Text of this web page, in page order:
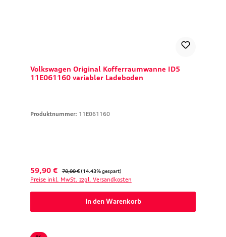
Volkswagen Original Kofferraumwanne ID5
11E061160 variabler Ladeboden
Produktnummer: 11E061160
Verkaufspreis:
59,90 € Regulärer Preis:
70,00 € (14.43% gespart)
Preise inkl. MwSt. zzgl. Versandkosten
In den Warenkorb